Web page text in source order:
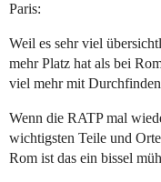
Paris:
Weil es sehr viel
mehr Platz hat als bei
viel mehr mit
Wenn die RATP mal
wichtigsten Teile und
Rom ist das ein bissel